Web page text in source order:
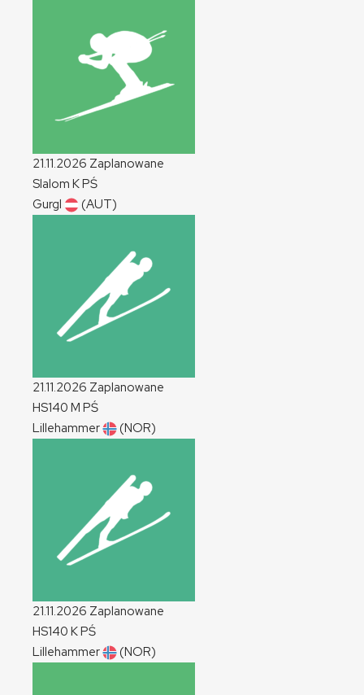
21.11.2026 Zaplanowane
Slalom KPŚ
Gurgl
(AUT)
21.11.2026 Zaplanowane
HS140 M PŚ
Lillehammer
(NOR)
21.11.2026 Zaplanowane
HS140 KPŚ
Lillehammer
(NOR)